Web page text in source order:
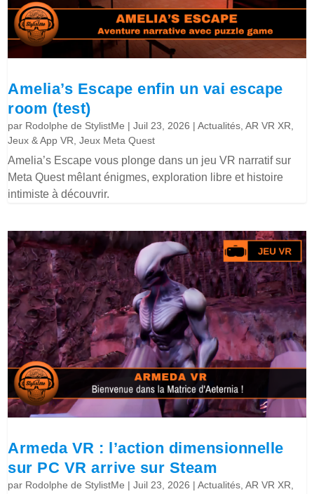
Amelia’s Escape enfin un vai escape
room (test)
par Rodolphe de StylistMe |Juil 23, 2026 |Actualités ,AR VR XR
Jeux & App VR ,Jeux Meta Quest
Amelia’s Escape vous plonge dans un jeu VR narratif sur
Meta Quest mêlant énigmes, exploration libre et histoire
intimiste à découvrir.
Armeda VR : l’action dimensionnelle
sur PC VR arrive sur Steam
par Rodolphe de StylistMe |Juil 23, 2026 |Actualités ,AR VR XR